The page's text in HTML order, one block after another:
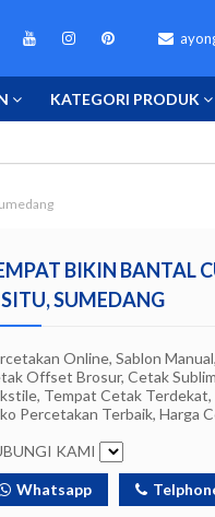
KATEGORI PRODUK
BIKIN BANTAL
SUMEDANG
Online, Sablon
Offset Brosur, Cetak
Tempat Cetak Terdekat,
Percetakan Terbaik, Harga
KAMI
Whatsapp